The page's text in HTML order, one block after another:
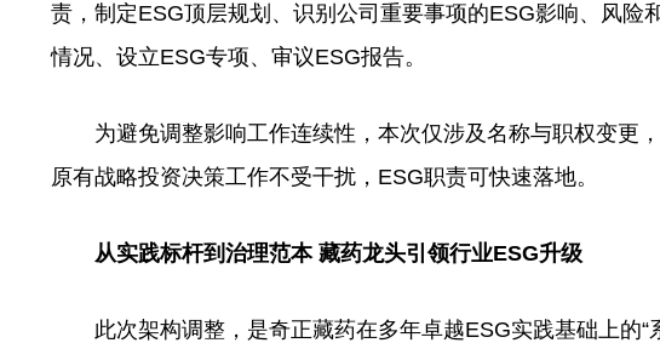
责，制定ESG顶层规划、识别公司重要事项的ESG影响、风
情况、设立ESG专项、审议ESG报告。
为避免调整影响工作连续性，本次仅涉及名称与职权变更
原有战略投资决策工作不受干扰，ESG职责可快速落地。
从实践标杆到治理范本 藏药龙头引领行业ESG升级
此次架构调整，是奇正藏药在多年卓越ESG实践基础上的“